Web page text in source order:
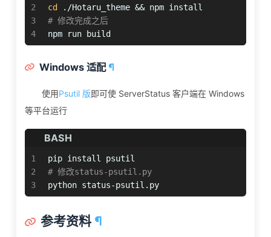
2
3
4
cd
./Hotaru_theme && npm install
# 修改完成之后
npm run build
Windows 适配¶
使用Psutil 版即可使 ServerStatus 客户端在 Windows
等平台运行
BASH
1
2
3
pip install psutil
# 修改status-psutil.py
python status-psutil.py
参考资料 ¶